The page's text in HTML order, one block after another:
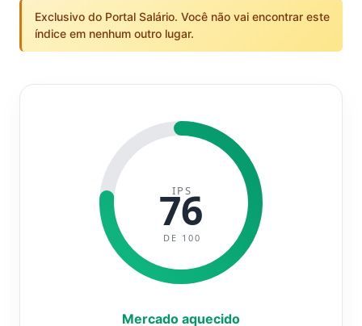
Exclusivo do Portal Salário. Você não vai encontrar este
índice em nenhum outro lugar.
IPS
76
DE 100
Mercado aquecido